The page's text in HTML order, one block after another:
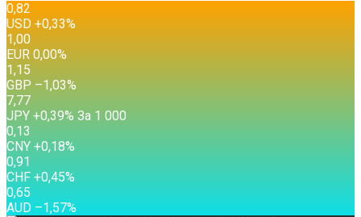
0,82
USD +0,33%
1,00
EUR 0,00%
1,15
GBP –1,03%
7,77
JPY +0,39% За 1 000
0,13
CNY +0,18%
0,91
CHF +0,45%
0,65
AUD –1,57%